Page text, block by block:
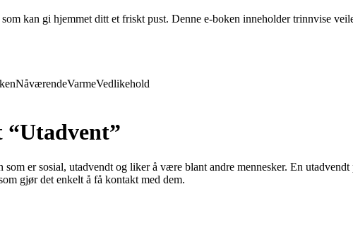
kan gi hjemmet ditt et friskt pust. Denne e-boken inneholder trinnvise
NåværendeVarmeVedlikehold
“Utadvent”
er sosial, utadvendt og liker å være blant andre mennesker. En
gjør det enkelt å få kontakt med dem.